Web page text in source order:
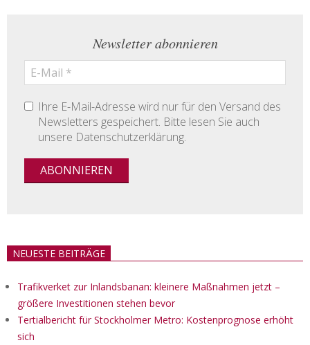
Newsletter abonnieren
Ihre E-Mail-Adresse wird nur für den Versand des
Newsletters gespeichert. Bitte lesen Sie auch
unsere Datenschutzerklärung.
NEUESTE BEITRÄGE
Trafikverket zur Inlandsbanan: kleinere Maßnahmen jetzt –
größere Investitionen stehen bevor
Tertialbericht für Stockholmer Metro: Kostenprognose erhöht
sich